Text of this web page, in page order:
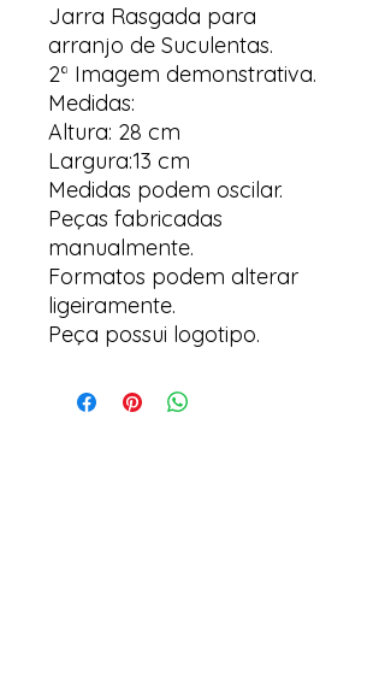
Jarra Rasgada para
arranjo de Suculentas.
2ª Imagem demonstrativa.
Medidas:
Altura: 28 cm
Largura:13 cm
Medidas podem oscilar.
Peças fabricadas
manualmente.
Formatos podem alterar
ligeiramente.
Peça possui logotipo.